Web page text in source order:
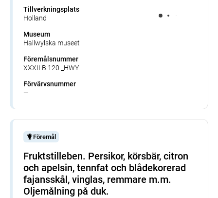
Tillverkningsplats
Holland
Museum
Hallwylska museet
Föremålsnummer
XXXII:B.120._HWY
Förvärvsnummer
—
Föremål
Fruktstilleben. Persikor, körsbär, citron
och apelsin, tennfat och blådekorerad
fajansskål, vinglas, remmare m.m.
Oljemålning på duk.